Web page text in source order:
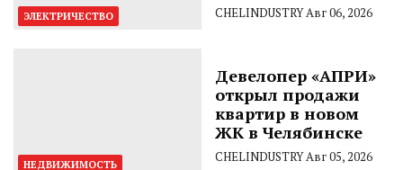
ЭЛЕКТРИЧЕСТВО CHELINDUSTRYАвг 06, 2026
НЕДВИЖИМОСТЬ
Девелопер «АПРИ»
открыл продажи
квартир в новом
ЖК в Челябинске
CHELINDUSTRYАвг 05, 2026